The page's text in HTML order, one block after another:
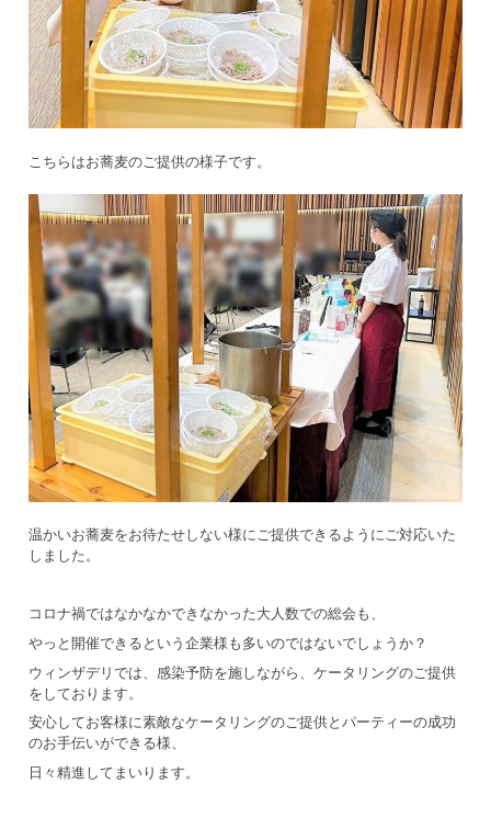
こちらはお蕎麦のご提供の様子です。
温かいお蕎麦をお待たせしない様にご提供できるようにご対応いた
しました。
コロナ禍ではなかなかできなかった大人数での総会も、
やっと開催できるという企業様も多いのではないでしょうか？
ウィンザデリでは、感染予防を施しながら、ケータリングのご提供
をしております。
安心してお客様に素敵なケータリングのご提供とパーティーの成功
のお手伝いができる様、
日々精進してまいります。